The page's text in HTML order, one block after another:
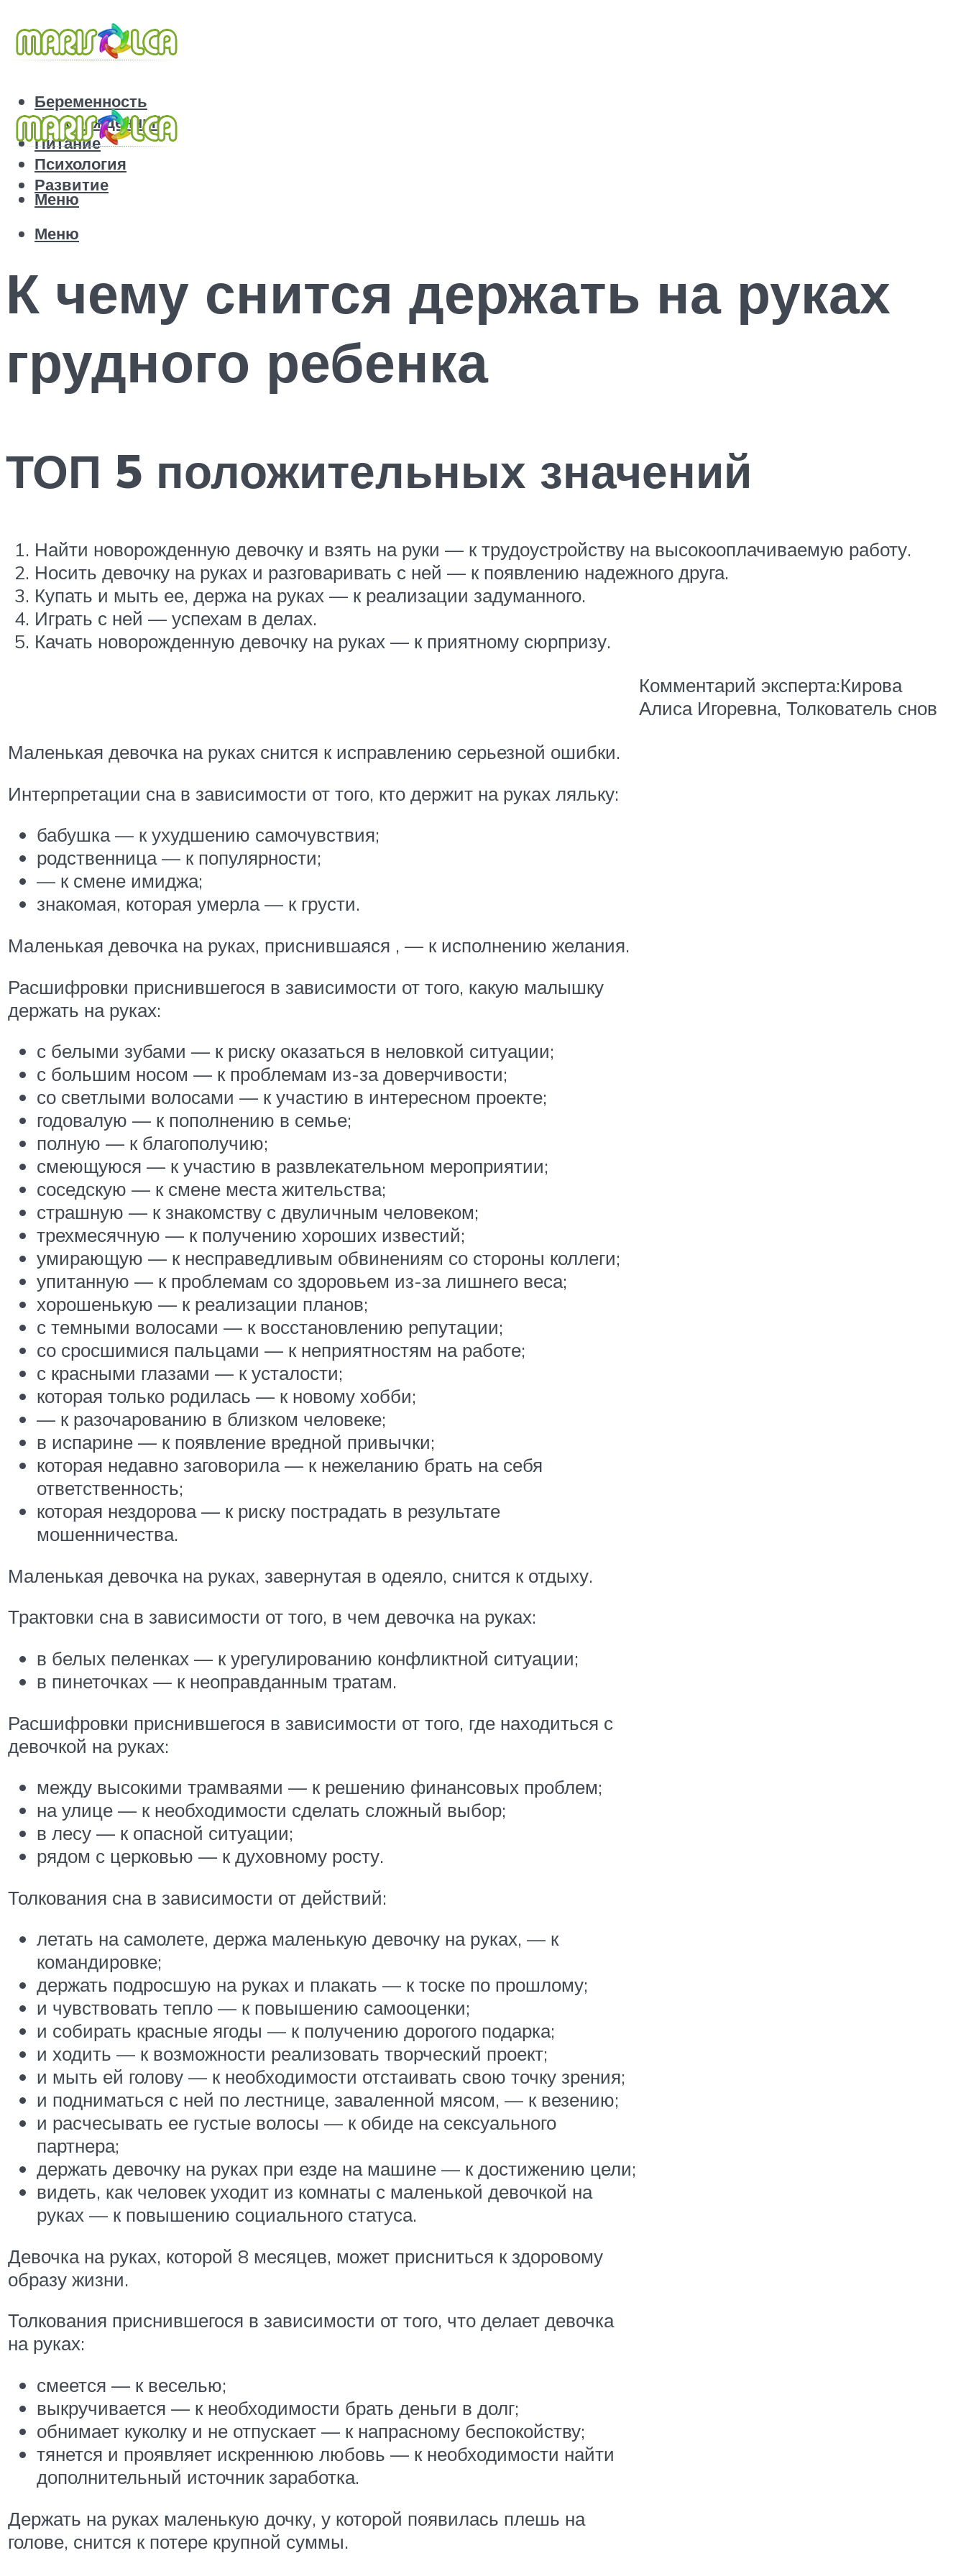
Беременность
Новорожденный
Питание
Психология
Развитие
Меню
Меню
К чему снится держать на руках
грудного ребенка
ТОП 5 положительных значений
Найти новорожденную девочку и взять на руки — к трудоустройству на высокооплачиваемую работу.
Носить девочку на руках и разговаривать с ней — к появлению надежного друга.
Купать и мыть ее, держа на руках — к реализации задуманного.
Играть с ней — успехам в делах.
Качать новорожденную девочку на руках — к приятному сюрпризу.
Комментарий эксперта:Кирова
Алиса Игоревна, Толкователь снов
Маленькая девочка на руках снится к исправлению серьезной ошибки.
Интерпретации сна в зависимости от того, кто держит на руках ляльку:
бабушка — к ухудшению самочувствия;
родственница — к популярности;
— к смене имиджа;
знакомая, которая умерла — к грусти.
Маленькая девочка на руках, приснившаяся , — к исполнению желания.
Расшифровки приснившегося в зависимости от того, какую малышку
держать на руках:
с белыми зубами — к риску оказаться в неловкой ситуации;
с большим носом — к проблемам из-за доверчивости;
со светлыми волосами — к участию в интересном проекте;
годовалую — к пополнению в семье;
полную — к благополучию;
смеющуюся — к участию в развлекательном мероприятии;
соседскую — к смене места жительства;
страшную — к знакомству с двуличным человеком;
трехмесячную — к получению хороших известий;
умирающую — к несправедливым обвинениям со стороны коллеги;
упитанную — к проблемам со здоровьем из-за лишнего веса;
хорошенькую — к реализации планов;
с темными волосами — к восстановлению репутации;
со сросшимися пальцами — к неприятностям на работе;
с красными глазами — к усталости;
которая только родилась — к новому хобби;
— к разочарованию в близком человеке;
в испарине — к появление вредной привычки;
которая недавно заговорила — к нежеланию брать на себя
ответственность;
которая нездорова — к риску пострадать в результате
мошенничества.
Маленькая девочка на руках, завернутая в одеяло, снится к отдыху.
Трактовки сна в зависимости от того, в чем девочка на руках:
в белых пеленках — к урегулированию конфликтной ситуации;
в пинеточках — к неоправданным тратам.
Расшифровки приснившегося в зависимости от того, где находиться с
девочкой на руках:
между высокими трамваями — к решению финансовых проблем;
на улице — к необходимости сделать сложный выбор;
в лесу — к опасной ситуации;
рядом с церковью — к духовному росту.
Толкования сна в зависимости от действий:
летать на самолете, держа маленькую девочку на руках, — к
командировке;
держать подросшую на руках и плакать — к тоске по прошлому;
и чувствовать тепло — к повышению самооценки;
и собирать красные ягоды — к получению дорогого подарка;
и ходить — к возможности реализовать творческий проект;
и мыть ей голову — к необходимости отстаивать свою точку зрения;
и подниматься с ней по лестнице, заваленной мясом, — к везению;
и расчесывать ее густые волосы — к обиде на сексуального
партнера;
держать девочку на руках при езде на машине — к достижению цели;
видеть, как человек уходит из комнаты с маленькой девочкой на
руках — к повышению социального статуса.
Девочка на руках, которой 8 месяцев, может присниться к здоровому
образу жизни.
Толкования приснившегося в зависимости от того, что делает девочка
на руках:
смеется — к веселью;
выкручивается — к необходимости брать деньги в долг;
обнимает куколку и не отпускает — к напрасному беспокойству;
тянется и проявляет искреннюю любовь — к необходимости найти
дополнительный источник заработка.
Держать на руках маленькую дочку, у которой появилась плешь на
голове, снится к потере крупной суммы.